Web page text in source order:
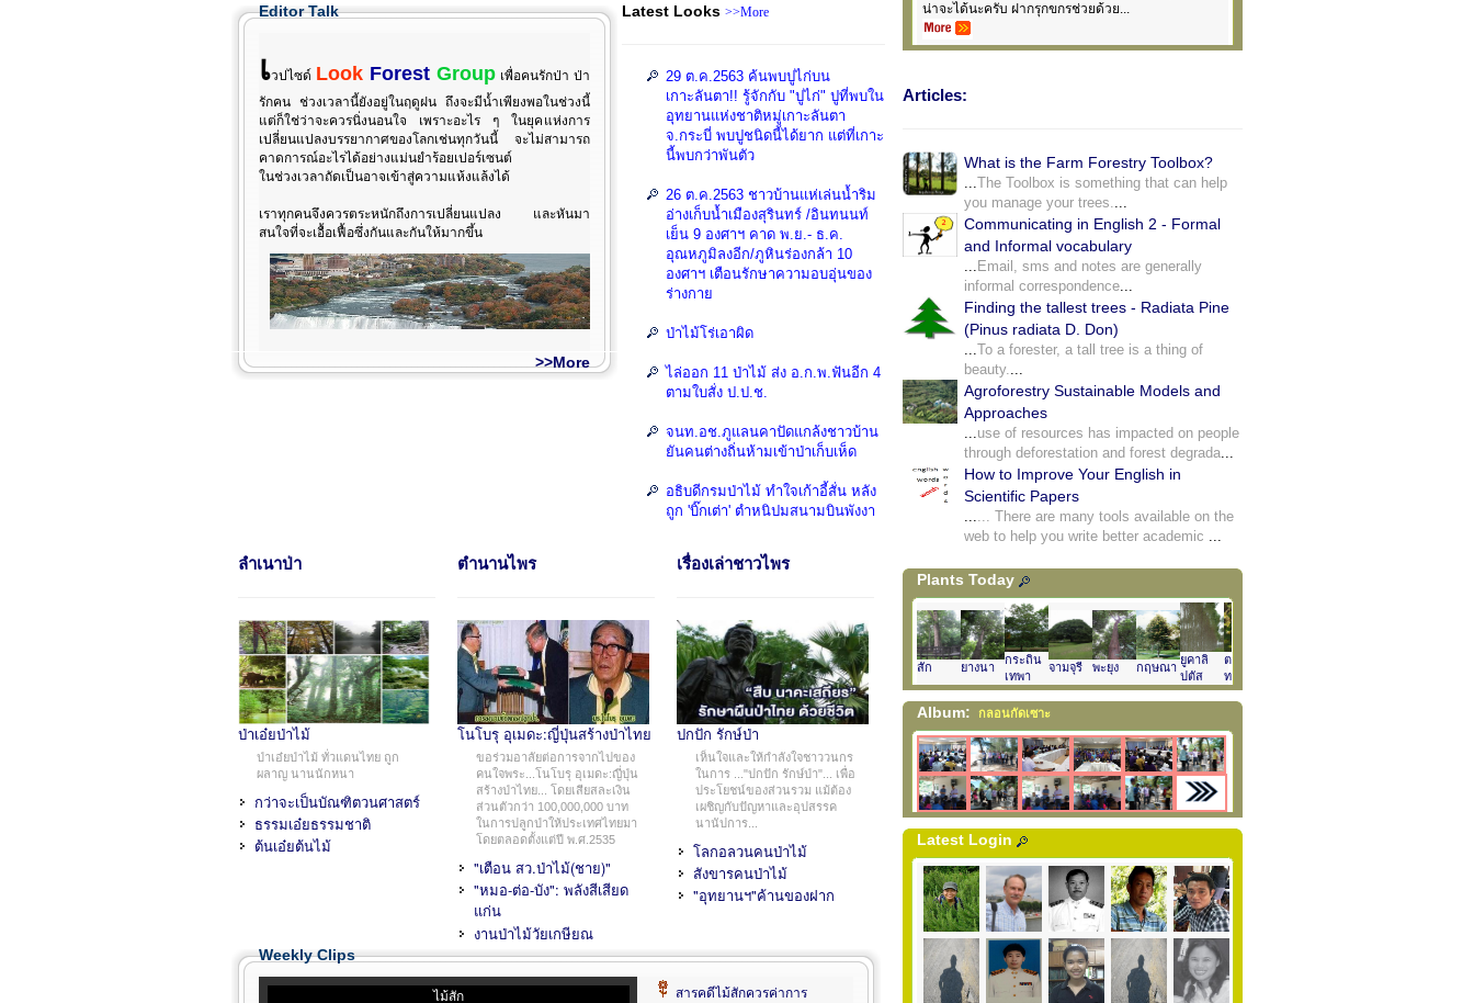
Editor Talk
เวปไซด์ Look Forest Groupเพื่อคนรักป่า ป่า
รักคน ช่วงเวลานี้ยังอยู่ในฤดูฝน ถึงจะมีน้ำเพียงพอในช่วงนี้
แต่ก็ใช่ว่าจะควรนิ่งนอนใจ เพราะอะไร ๆ ในยุคแห่งการ
เปลี่ยนแปลงบรรยากาศของโลกเช่นทุกวันนี้ จะไม่สามารถ
คาดการณ์อะไรได้อย่างแม่นยำร้อยเปอร์เซนต์
ในช่วงเวลาถัดเป็นอาจเข้าสู่ความแห้งแล้งได้
เราทุกคนจึงควรตระหนักถึงการเปลี่ยนแปลง และหันมา
สนใจที่จะเอื้อเฟื้อซึ่งกันและกันให้มากขึ้น
การจัดการศึกษาแก่เยาวชนยังไม่ทันต่อการ
เปลี่ยนแปลง และไม่ตอบสนองการพัฒนาอย่างยั่งยืน
สถาบันครอบครัวอ่อนแอวัฒนธรรมค่านิยมเสื่อมถอย
สิ่งที่เป็นจุดอ่อนเหล่านี้ จะส่งผลต่อการเสื่อมถอยของ
ทรัพยากรธรรมชาติ ป่าไม้ และสิ่งแวดล้อม อย่างค่อยเป็น
ค่อยไป แทบไม่รู้ตัว
เราจึงขอเชิญชวนทุกท่าน ร่วมสร้างเส้นทางใหม่ สังคมใหม่ที่
เกื้อกูลและยอมรับซึ่งกันและกัน ใครมีความคิดดี ๆ จะแบ่งปัน
ให้กัน เพื่อการเปลี่ยนแปลงที่ดีขึ้น เรายินดีสร้างเวทีแห่งนี้
เพื่อรองรับพลังสร้างสรรค์ของท่าน
หากท่านมีข้อแนะนำดี ๆ หรือประสงค์ให้เราเซตโลโกกลุ่มไว้
info@lookforest.comหรือส่ง
ข่าวสารตรงถึงบก.บนหน้าเวปนี้ได้ เราจะขอนำข้อคิดเห็น
มิตรภาพสร้างสรรค์สังคม
เราขอเชิญชวนท่านเป็นสมาชิก ร่วมเดินไปในเส้นทาง
สร้างสรรค์ สร้างเวทีแห่งนี้ เพื่อผลักดันให้สังคมไทยสู่การ
ทำงานอย่างมีธรรมาภิบาลอย่างแท้จริง
>>More
Latest Looks >>More
29 ต.ค.2563 ค้นพบปูไก่บน
เกาะลันตา!! รู้จักกับ "ปูไก่" ปูที่พบใน
อุทยานแห่งชาติหมู่เกาะลันตา
จ.กระบี่ พบปูชนิดนี้ได้ยาก แต่ที่เกาะ
นี้พบกว่าพันตัว
26 ต.ค.2563 ชาวบ้านแห่เล่นน้ำริม
อ่างเก็บน้ำเมืองสุรินทร์ /อินทนนท์
เย็น 9 องศาฯ คาด พ.ย.- ธ.ค.
อุณหภูมิลงอีก/ภูหินร่องกล้า 10
องศาฯ เตือนรักษาความอบอุ่นของ
ร่างกาย
ป่าไม้โร่เอาผิด
ไล่ออก 11 ป่าไม้ ส่ง อ.ก.พ.ฟันอีก 4
ตามใบสั่ง ป.ป.ช.
จนท.อช.ภูแลนคาปัดแกล้งชาวบ้าน
ยันคนต่างถิ่นห้ามเข้าป่าเก็บเห็ด
อธิบดีกรมป่าไม้ ทำใจเก้าอี้สั่น หลัง
ถูก 'บิ๊กเต่า' ตำหนิปมสนามบินพังงา
ลำเนาป่า
ป่าเอ๋ยป่าไม้
ป่าเอ๋ยป่าไม้ ทั่วแดนไทย ถูก
ผลาญ นานนักหนา
กว่าจะเป็นบัณฑิตวนศาสตร์
ธรรมเอ๋ยธรรมชาติ
ต้นเอ๋ยต้นไม้
ตำนานไพร
โนโบรุ อุเมดะ:ญี่ปุ่นสร้างป่าไทย
ขอร่วมอาลัยต่อการจากไปของ
คนใจพระ...โนโบรุ อุเมดะ:ญี่ปุ่น
สร้างป่าไทย... โดยเสียสละเงิน
ส่วนตัวกว่า 100,000,000 บาท
ในการปลูกป่าให้ประเทศไทยมา
โดยตลอดตั้งแต่ปี พ.ศ.2535
"เตือน สว.ป่าไม้(ชาย)"
"หมอ-ต่อ-บัง": พลังสีเสียด
แก่น
งานป่าไม้วัยเกษียณ
เรื่องเล่าชาวไพร
ปกปัก รักษ์ป่า
เห็นใจและให้กำลังใจชาววนกร
ในการ ..."ปกปัก รักษ์ป่า"... เพื่อ
ประโยชน์ของส่วนรวม แม้ต้อง
เผชิญกับปัญหาและอุปสรรค
นานัปการ...
โลกอลวนคนป่าไม้
สังขารคนป่าไม้
"อุทยานฯ"ค้านของฝาก
Weekly Clips
สารคดีไม้สักควรค่าการ
น่าจะได้นะครับ ฝากรุกขกรช่วยด้วย...
Articles:
What is the Farm Forestry Toolbox?
...The Toolbox is something that can help
you manage your trees....
Communicating in English 2 - Formal
and Informal vocabulary
... Email, sms and notes are generally
informal correspondence...
Finding the tallest trees - Radiata Pine
(Pinus radiata D. Don)
...To a forester, a tall tree is a thing of
beauty....
Agroforestry Sustainable Models and
Approaches
...use of resources has impacted on people
through deforestation and forest degrada...
How to Improve Your English in
Scientific Papers
...... There are many tools available on the
web to help you write better academic ...
Plants Today
สัก ยางนา
กระถิน
เทพา
จามจุรี พะยุง กฤษณา
ยูคาลิ
ปตัส
ตะเคียน
ทอง
Album: กลอนกัดเซาะ
Latest Login